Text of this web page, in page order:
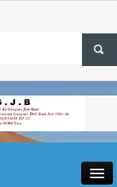
et
Tata
service
vols Paris-